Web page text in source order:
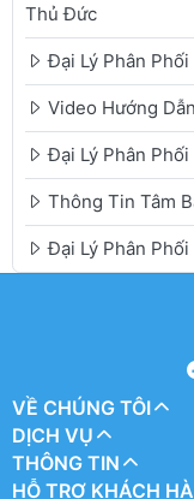
Thủ Đức
Đại Lý Phân Phối
Video Hướng
Đại Lý Phân
Thông Tin Tâm
Đại Lý Phân
VỀ CHÚNG TÔI
DỊCH VỤ
THÔNG TIN
HỖ TRỢ KHÁCH